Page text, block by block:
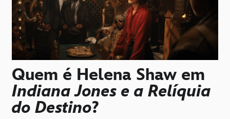
Quem é Helena Shaw em
Indiana Jones e a Relíquia
do Destino?